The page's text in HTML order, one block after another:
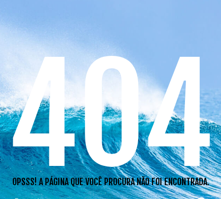
404
OPSSS! A PÁGINA QUE VOCÊ PROCURA NÃO FOI ENCONTRADA.